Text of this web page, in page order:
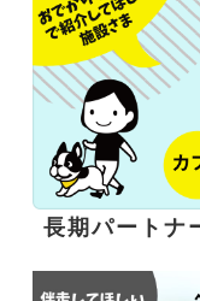
長期パートナ